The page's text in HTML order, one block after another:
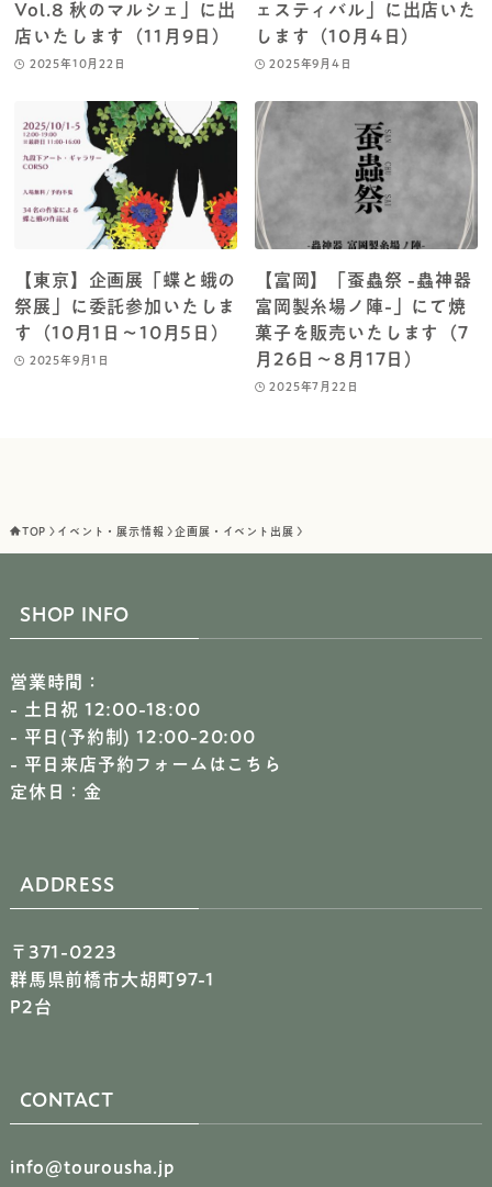
Vol.8 秋のマルシェ」に出
店いたします（11月9日）
2025年10月22日
ェスティバル」に出店いた
します（10月4日）
2025年9月4日
【東京】企画展「蝶と蛾の
祭展」に委託参加いたしま
す（10月1日～10月5日）
2025年9月1日
【富岡】「蚕蟲祭 -蟲神器
富岡製糸場ノ陣-」にて焼
菓子を販売いたします（7
月26日～8月17日）
2025年7月22日
TOP イベント・展示情報 企画展・イベント出展
SHOP INFO
営業時間：
- 土日祝 12:00-18:00
- 平日(予約制) 12:00-20:00
- 平日来店予約フォームはこちら
定休日：金
ADDRESS
〒371-0223
群馬県前橋市大胡町97-1
P2台
CONTACT
info@tourousha.jp